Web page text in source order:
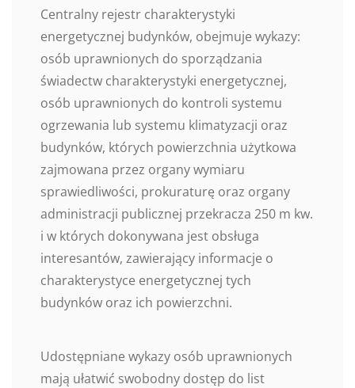
Centralny rejestr charakterystyki
energetycznej budynków, obejmuje wykazy:
osób uprawnionych do sporządzania
świadectw charakterystyki energetycznej,
osób uprawnionych do kontroli systemu
ogrzewania lub systemu klimatyzacji oraz
budynków, których powierzchnia użytkowa
zajmowana przez organy wymiaru
sprawiedliwości, prokuraturę oraz organy
administracji publicznej przekracza 250 m kw.
i w których dokonywana jest obsługa
interesantów, zawierający informacje o
charakterystyce energetycznej tych
budynków oraz ich powierzchni.
Udostępniane wykazy osób uprawnionych
mają ułatwić swobodny dostęp do list